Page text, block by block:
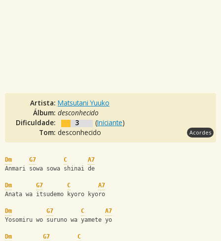
Artista: Matsutani Yuuko
Álbum: desconhecido
Dificuldade:
3 (Iniciante)
Tom: desconhecido Acordes
Dm G7 C
A7
Anmari sowa sowa shinai de
Dm G7 C
A7
Anata wa itsudemo kyoro kyoro
Dm G7 C
A7
Yosomiru wo suruno wa yamete yo
Dm G7
C